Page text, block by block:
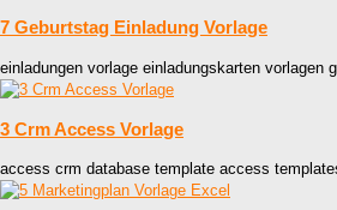
7 Geburtstag Einladung Vorlage
einladungen vorlage einladungskarten vorlagen
3 Crm Access Vorlage
access crm database template access